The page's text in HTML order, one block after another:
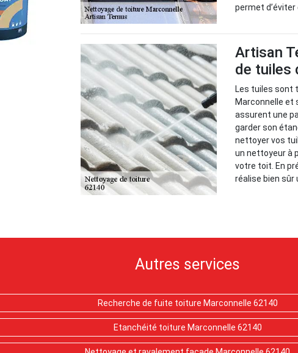
permet
Artisan
de tuiles
Les tuiles sont
Marconnelle et
assurent une
garder son
nettoyer vos
un nettoyeur à
votre toit. En
réalise bien sûr
Autres services
Recherche de fuite toiture Marconnelle 62140
Etanchéité toiture Marconnelle 62140